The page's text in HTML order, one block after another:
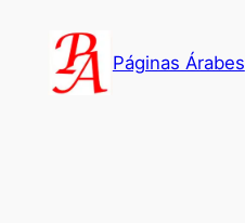
contenido
Páginas Árabes